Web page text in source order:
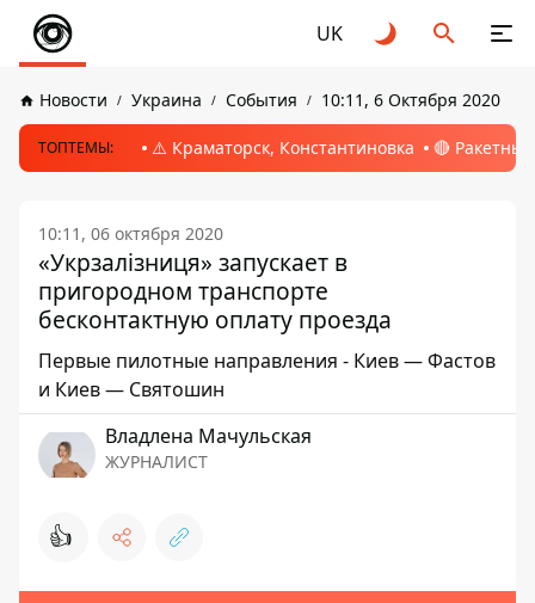
UK
Новости Украина События 10:11, 6 Октября 2020
ТОПТЕМЫ: ⚠️ Краматорск, Константиновка 🔴
10:11, 06 октября 2020
«Укрзалізниця» запускает в
пригородном транспорте
бесконтактную оплату проезда
Первые пилотные направления - Киев — Фастов
и Киев — Святошин
Владлена Мачульская
ЖУРНАЛИСТ
👍